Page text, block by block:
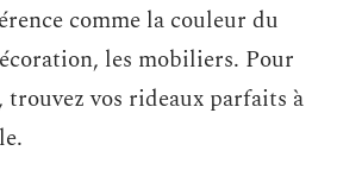
comme la couleur du
les mobiliers. Pour
vos rideaux parfaits à